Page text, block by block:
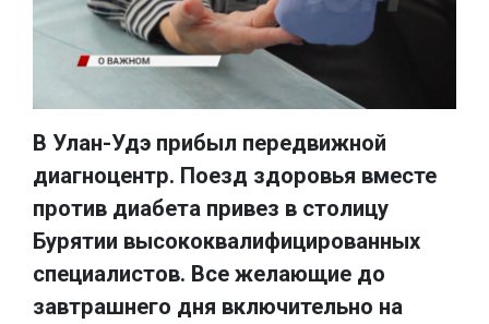
В Улан-Удэ прибыл передвижной
диагноцентр. Поезд здоровья вместе
против диабета привез в столицу
Бурятии высококвалифицированных
специалистов. Все желающие до
завтрашнего дня включительно на